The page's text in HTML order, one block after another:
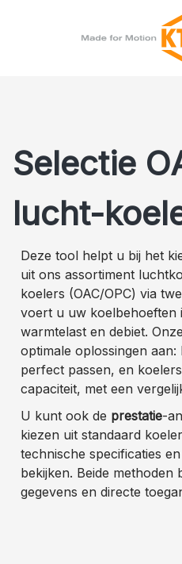
Selectie
lucht-
Deze tool helpt u bij het
uit ons assortiment
koelers (OAC/OPC) via
voert u uw koelbehoeften
warmtelast en debiet.
optimale oplossingen aan:
perfect passen, en
capaciteit, met een
U kunt ook de prestatie-
kiezen uit standaard
technische specificaties
bekijken. Beide methoden
gegevens en directe